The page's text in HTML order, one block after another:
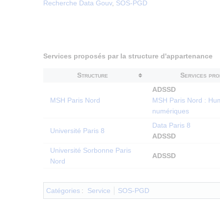
Recherche Data Gouv, SOS-PGD
Services proposés par la structure d'appartenance
Structure Services
MSH Paris Nord
ADSSD
MSH Paris Nord :
numériques
Université Paris 8
Data Paris 8
ADSSD
Université Sorbonne Paris
Nord
ADSSD
Catégories : Service SOS-PGD